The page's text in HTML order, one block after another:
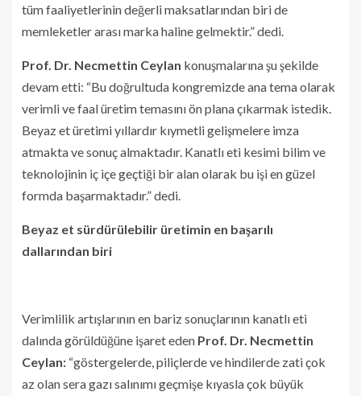
tüm faaliyetlerinin değerli maksatlarından biri de
memleketler arası marka haline gelmektir.” dedi.
Prof. Dr. Necmettin Ceylan konuşmalarına şu şekilde
devam etti: “Bu doğrultuda kongremizde ana tema olarak
verimli ve faal üretim temasını ön plana çıkarmak istedik.
Beyaz et üretimi yıllardır kıymetli gelişmelere imza
atmakta ve sonuç almaktadır. Kanatlı eti kesimi bilim ve
teknolojinin iç içe geçtiği bir alan olarak bu işi en güzel
formda başarmaktadır.” dedi.
Beyaz et sürdürülebilir üretimin en başarılı
dallarından biri
Verimlilik artışlarının en bariz sonuçlarının kanatlı eti
dalında görüldüğüne işaret eden Prof. Dr. Necmettin
Ceylan: “göstergelerde, piliçlerde ve hindilerde zati çok
az olan sera gazı salınımı geçmişe kıyasla çok büyük